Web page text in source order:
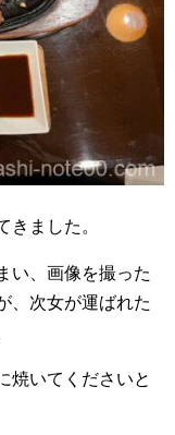
ました。
い、画像を撮った
、次女が運ばれた
焼いてくださいと